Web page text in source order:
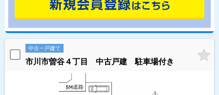
中古一戸建て
市川市曽谷４丁目 中古戸建 駐車場付き